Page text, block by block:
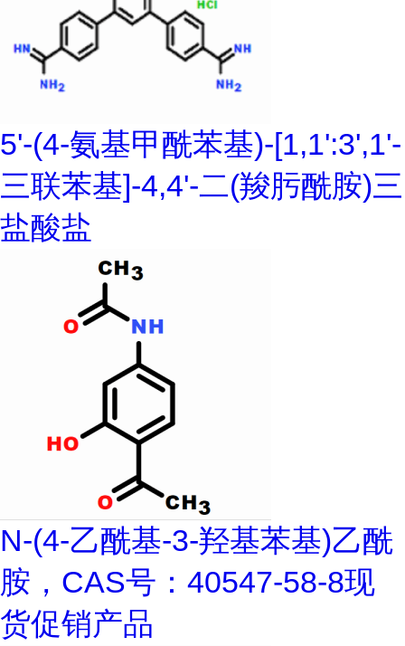
5'-(4-氨基甲酰苯基)-[1,1':3',1'-
三联苯基]-4,4'-二(羧肟酰胺)三
盐酸盐
N-(4-乙酰基-3-羟基苯基)乙酰
胺，CAS号：40547-58-8现
货促销产品